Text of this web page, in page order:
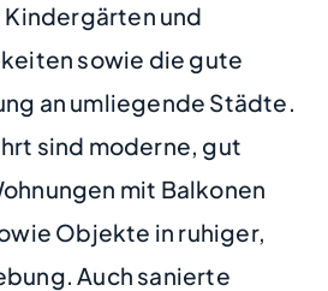
Kindergärten und
sowie die gute
an umliegende Städte.
sind moderne, gut
mit Balkonen
Objekte in ruhiger,
Auch sanierte